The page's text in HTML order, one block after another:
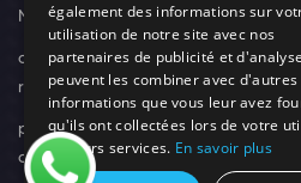
Nos techniciens
campagne-
recrutement
politique de
confidentialité
également des informations sur
utilisation de notre site avec nos
partenaires de publicité et
peuvent les combiner avec d'autres
informations que vous leur avez
qu'ils ont collectées lors de votre
de leurs services. En savoir plus